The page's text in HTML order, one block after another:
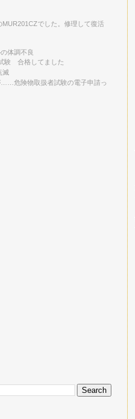
MUR201CZでした。修理して復活
体調不良
験 合格してました
滅
……危険物取扱者試験の電子申請っ